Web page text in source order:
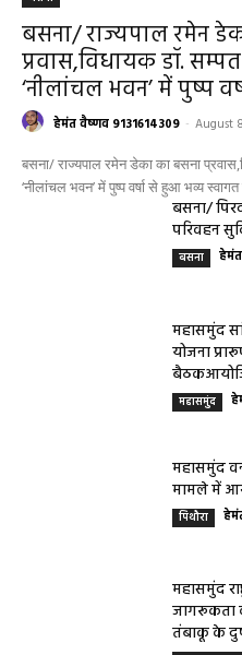
बसना/ राज्यपाल रमेन
प्रवास,विधायक डॉ.
‘नीलांचल भवन’ में पुष्प
हेमंत वैष्णव 9131614309 - August
बसना/ राज्यपाल रमेन डेका का बसना
‘नीलांचल भवन’ में पुष्प वर्षा से हुआ भव्य
बसना/
परिवहन
बसना
महासमुंद
योजना
महासमुंद
महासमुंद
मामले में
पिथौरा
महासमुंद
जागरूकता
तंबाकू के